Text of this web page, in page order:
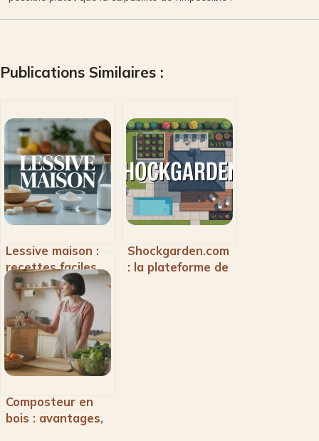
Publications Similaires :
Lessive maison :
recettes faciles
et astuces pour la
fabriquer en 10
minutes
Shockgarden.com
: la plateforme de
Composteur en
bois : avantages,